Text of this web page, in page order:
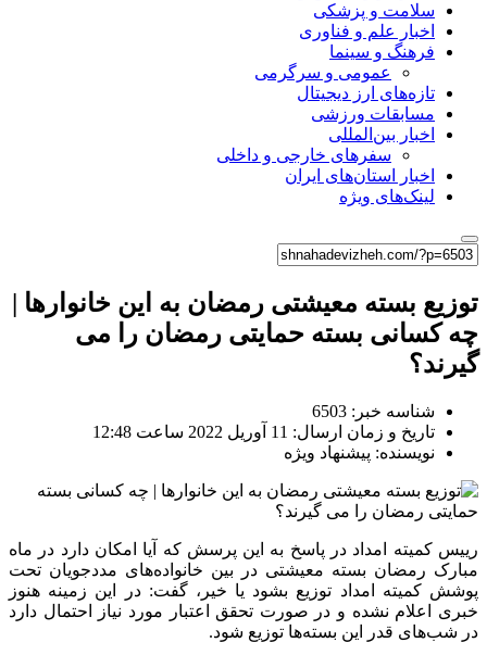
سلامت و پزشکی
اخبار علم و فناوری
فرهنگ و سینما
عمومی و سرگرمی
تازه‌های ارز دیجیتال
مسابقات ورزشی
اخبار بین‌المللی
سفرهای خارجی و داخلی
اخبار استان‌های ایران
لینک‌های ویژه
توزیع بسته معیشتی رمضان به این خانوارها |
چه کسانی بسته حمایتی رمضان را می
گیرند؟
شناسه خبر: 6503
تاریخ و زمان ارسال: 11 آوریل 2022 ساعت 12:48
نویسنده: پیشنهاد ویژه
رییس کمیته امداد در پاسخ به این پرسش که آیا امکان دارد در ماه
مبارک رمضان بسته معیشتی در بین خانواده‌های مددجویان تحت
پوشش کمیته امداد توزیع بشود یا خیر، گفت: در این زمینه هنوز
خبری اعلام نشده و در صورت تحقق اعتبار مورد نیاز احتمال دارد
در شب‌های قدر این بسته‌ها توزیع شود.